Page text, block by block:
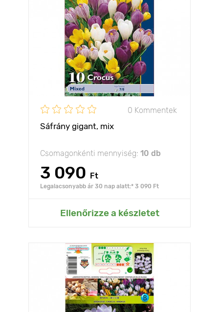
0 Kommentek
Sáfrány gigant, mix
Csomagonkénti mennyiség: 10 db
3 090 Ft
Legalacsonyabb ár 30 nap alatt:* 3 090 Ft
Ellenőrizze a készletet